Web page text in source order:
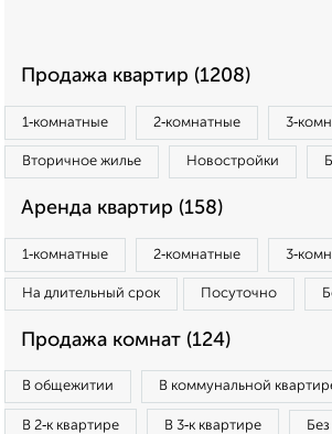
Продажа квартир (1208)
1‑комнатные 2‑комнатные
Вторичное жилье Новостройки
Аренда квартир (158)
1‑комнатные 2‑комнатные
На длительный срок Посуточно
Продажа комнат (124)
В общежитии В коммунальной
В 2‑к квартире В 3‑к квартире